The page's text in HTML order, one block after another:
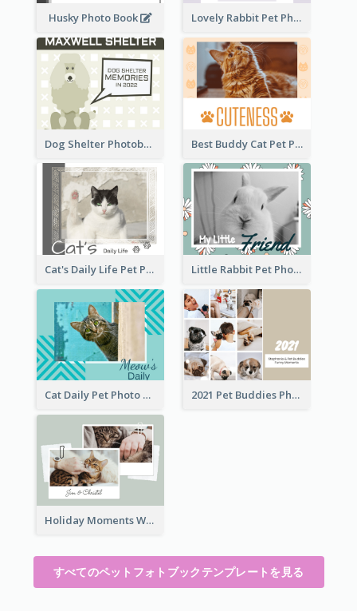
Husky Photo Book Lovely Rabbit Pet Photo Book
Dog Shelter Photobook Diagram Best Buddy Cat Pet Photo Book
Cat's Daily Life Pet Photo Book Little Rabbit Pet Photo Book
Cat Daily Pet Photo Book Details 2021 Pet Buddies Photo Book
Holiday Moments With Pets Photo Book
すべてのペットフォトブックテンプレートを見る